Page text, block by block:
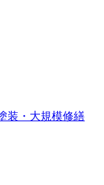
装・大規模修繕